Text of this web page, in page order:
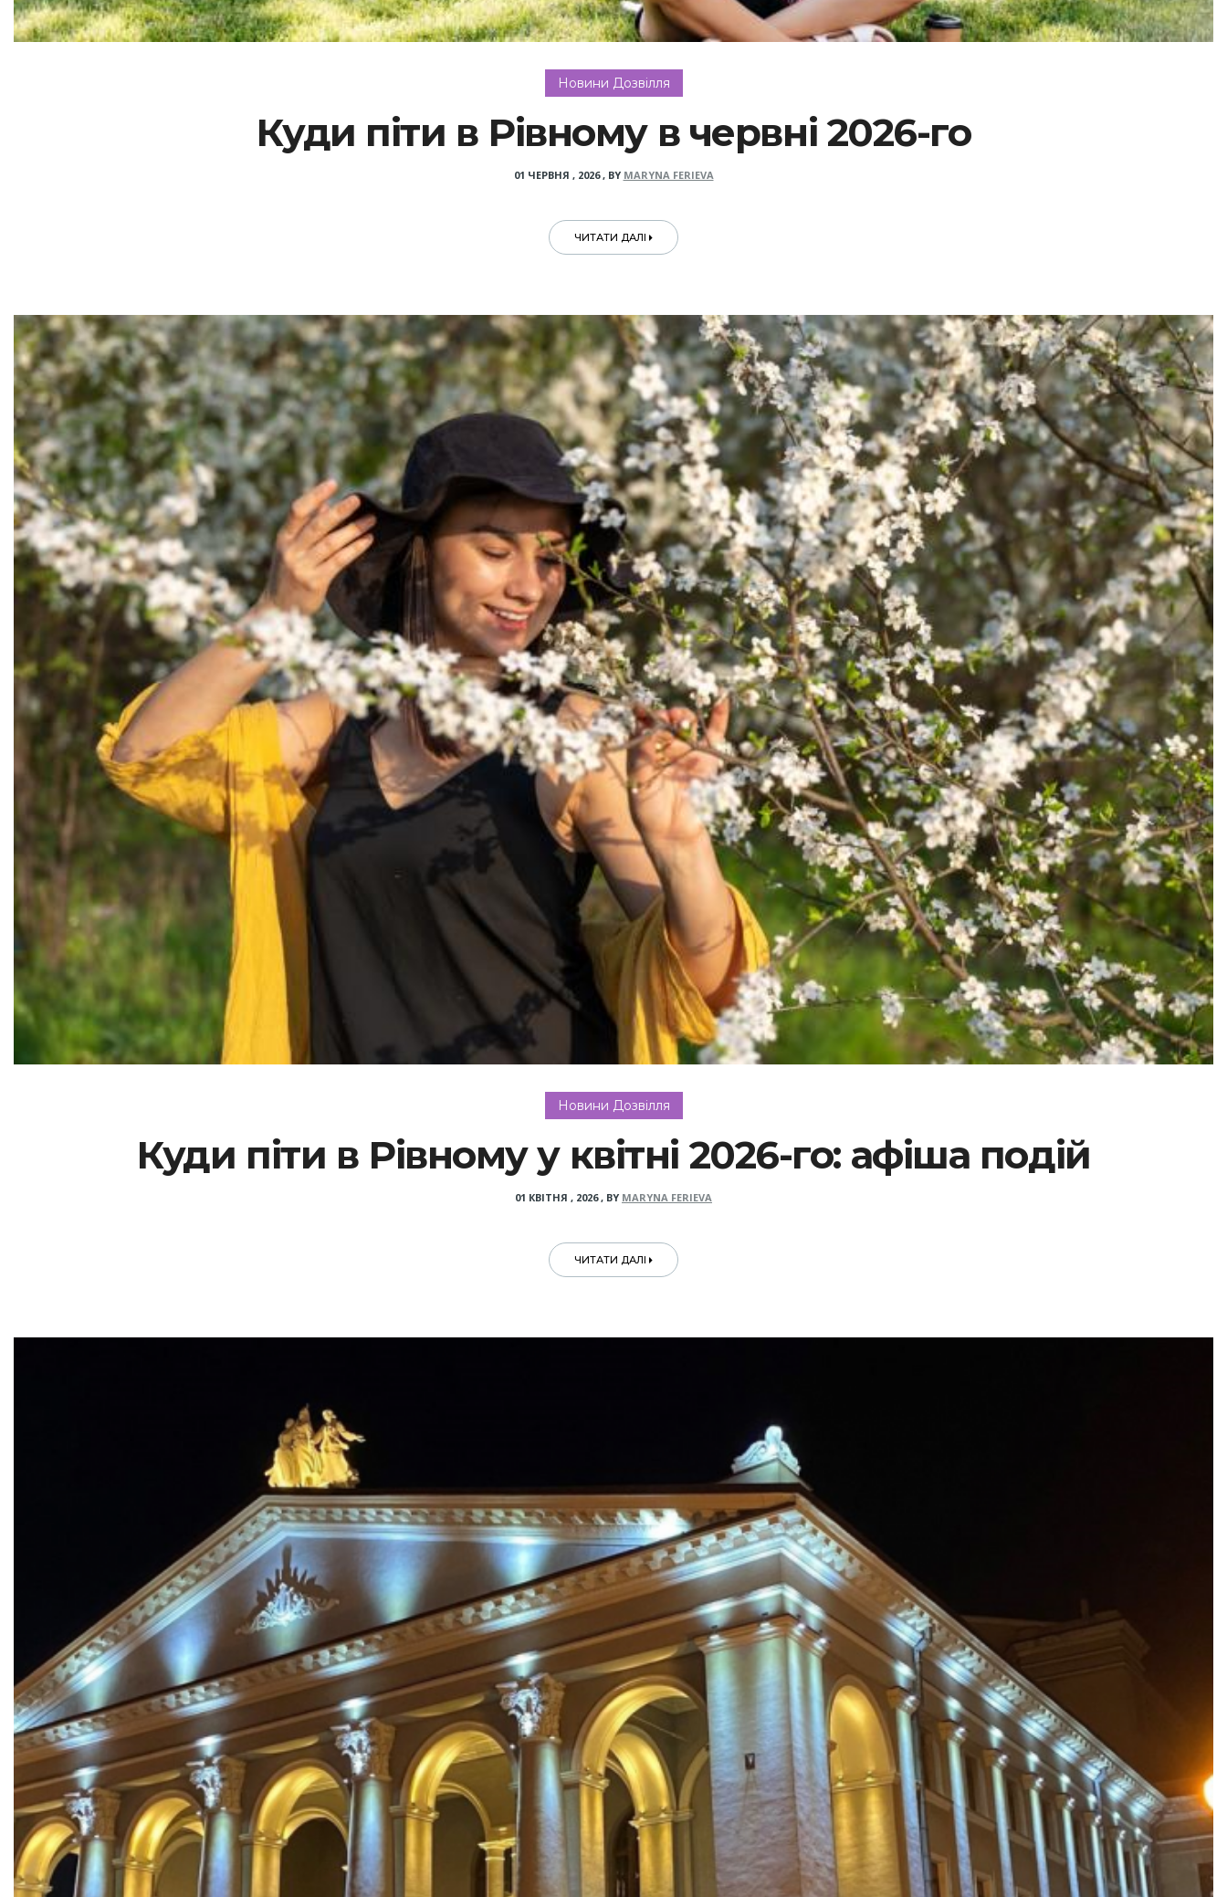
Новини Дозвілля
Куди піти в Рівному в червні 2026-го
01 ЧЕРВНЯ , 2026, BY MARYNA FERIEVA
ЧИТАТИ ДАЛІ
Новини Дозвілля
Куди піти в Рівному у квітні 2026-го: афіша подій
01 КВІТНЯ , 2026, BY MARYNA FERIEVA
ЧИТАТИ ДАЛІ